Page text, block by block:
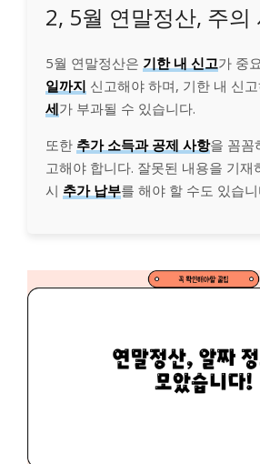
2, 5월 연말정산, 주의
5월 연말정산은 기한 내 신고가 중
일까지 신고해야 하며, 기한 내 신
세가 부과될 수 있습니다.
또한 추가 소득과 공제 사항을 꼼꼼
고해야 합니다. 잘못된 내용을 기재
시 추가 납부를 해야 할 수도 있습니